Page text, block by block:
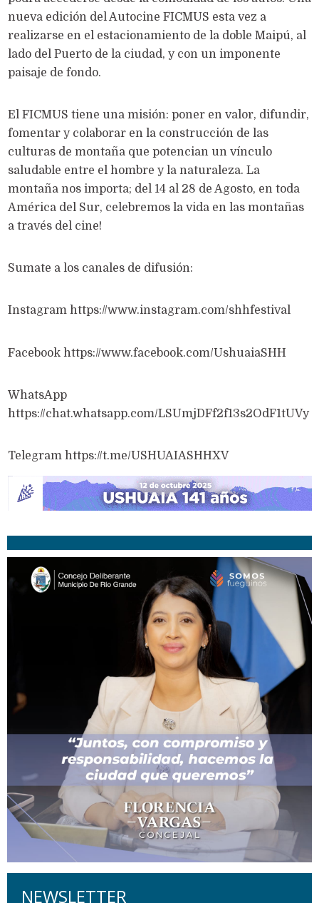
nueva edición del Autocine FICMUS esta vez a
realizarse en el estacionamiento de la doble Maipú, al
lado del Puerto de la ciudad, y con un imponente
paisaje de fondo.
El FICMUS tiene una misión: poner en valor, difundir,
fomentar y colaborar en la construcción de las
culturas de montaña que potencian un vínculo
saludable entre el hombre y la naturaleza. La
montaña nos importa; del 14 al 28 de Agosto, en toda
América del Sur, celebremos la vida en las montañas
a través del cine!
Sumate a los canales de difusión:
Instagram https://www.instagram.com/shhfestival
Facebook https://www.facebook.com/UshuaiaSHH
WhatsApp
https://chat.whatsapp.com/LSUmjDFf2f13s2OdF1tUVy
Telegram https://t.me/USHUAIASHHXV
NEWSLETTER